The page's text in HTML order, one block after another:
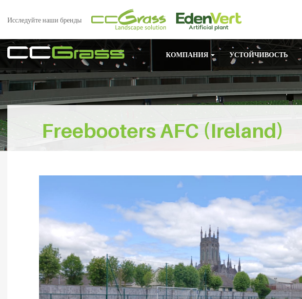
Исследуйте наши бренды
КОМПАНИЯ УСТОЙЧИВОСТЬ
Freebooters AFC (Ireland)